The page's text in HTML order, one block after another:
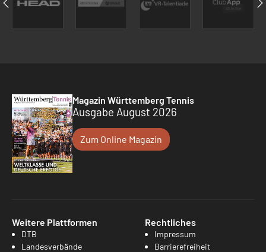
Magazin Württemberg Tennis
Ausgabe August 2026
Zum Online Magazin
Weitere Plattformen
DTB
Landesverbände
Rechtliches
Impressum
Barrierefreiheit